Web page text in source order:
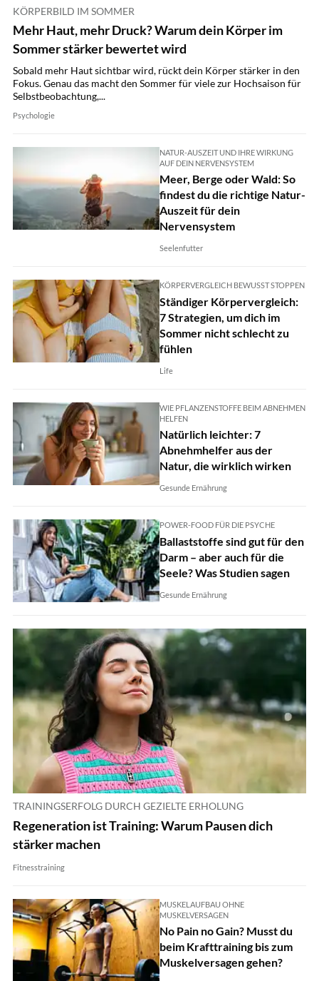
KÖRPERBILD IM SOMMER
Mehr Haut, mehr Druck? Warum dein Körper im
Sommer stärker bewertet wird
Sobald mehr Haut sichtbar wird, rückt dein Körper stärker in den
Fokus. Genau das macht den Sommer für viele zur Hochsaison für
Selbstbeobachtung,...
Psychologie
NATUR-AUSZEIT UND IHRE WIRKUNG
AUF DEIN NERVENSYSTEM
Meer, Berge oder Wald: So
findest du die richtige Natur-
Auszeit für dein
Nervensystem
Seelenfutter
KÖRPERVERGLEICH BEWUSST STOPPEN
Ständiger Körpervergleich:
7 Strategien, um dich im
Sommer nicht schlecht zu
fühlen
Life
WIE PFLANZENSTOFFE BEIM ABNEHMEN
HELFEN
Natürlich leichter: 7
Abnehmhelfer aus der
Natur, die wirklich wirken
Gesunde Ernährung
POWER-FOOD FÜR DIE PSYCHE
Ballaststoffe sind gut für den
Darm – aber auch für die
Seele? Was Studien sagen
Gesunde Ernährung
TRAININGSERFOLG DURCH GEZIELTE ERHOLUNG
Regeneration ist Training: Warum Pausen dich
stärker machen
Fitnesstraining
MUSKELAUFBAU OHNE
MUSKELVERSAGEN
No Pain no Gain? Musst du
beim Krafttraining bis zum
Muskelversagen gehen?